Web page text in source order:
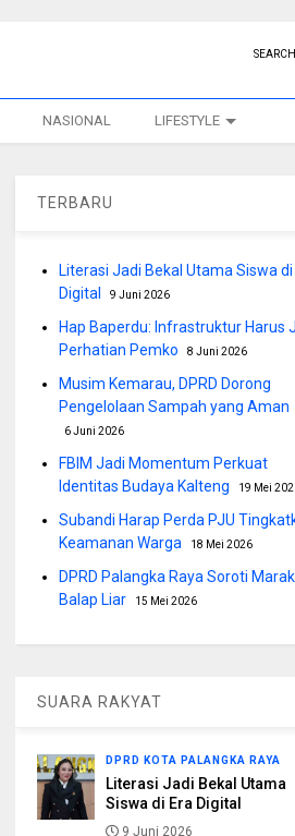
SEARCH
NASIONAL LIFESTYLE
TERBARU
Literasi Jadi Bekal Utama Siswa di
Digital
9 Juni 2026
Hap Baperdu: Infrastruktur Harus
Perhatian Pemko
8 Juni 2026
Musim Kemarau, DPRD Dorong
Pengelolaan Sampah yang Aman
6 Juni 2026
FBIM Jadi Momentum Perkuat
Identitas Budaya Kalteng
19 Mei
Subandi Harap Perda PJU
Keamanan Warga
18 Mei 2026
DPRD Palangka Raya Soroti
Balap Liar
15 Mei 2026
SUARA RAKYAT
DPRD KOTA PALANGKA RAYA
Literasi Jadi Bekal Utama
Siswa di Era Digital
9 Juni 2026